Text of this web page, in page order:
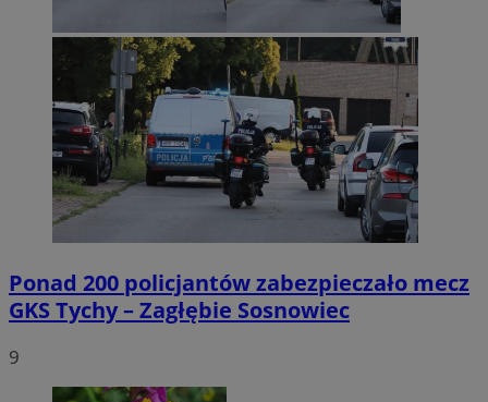
Ponad 200 policjantów zabezpieczało mecz
GKS Tychy – Zagłębie Sosnowiec
9